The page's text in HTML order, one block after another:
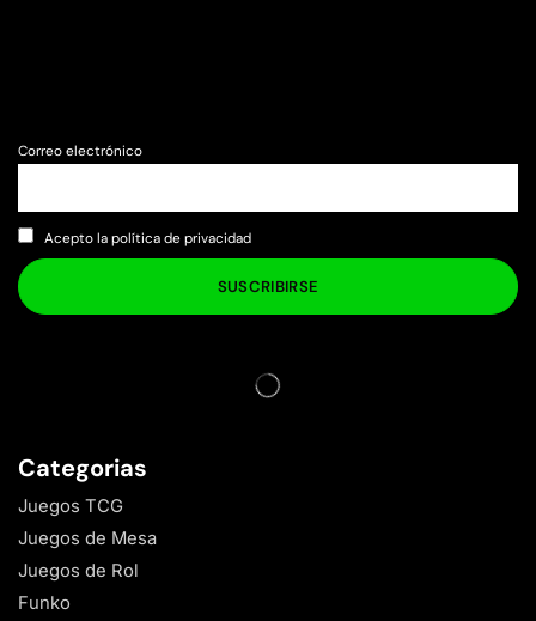
Correo electrónico
Acepto la política de privacidad
Categorias
Juegos TCG
Juegos de Mesa
Juegos de Rol
Funko